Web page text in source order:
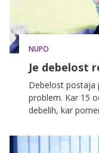
NUPO
Je debelost
Debelost postaja
problem. Kar 15
debelih, kar
navade, telesna
moralo biti